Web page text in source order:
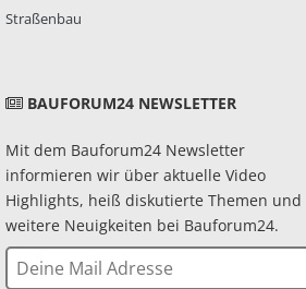
Straßenbau
BAUFORUM24 NEWSLETTER
Mit dem Bauforum24 Newsletter
informieren wir über aktuelle Video
Highlights, heiß diskutierte Themen und
weitere Neuigkeiten bei Bauforum24.